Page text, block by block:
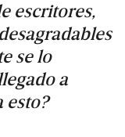
escritores,
se lo
a
esto?